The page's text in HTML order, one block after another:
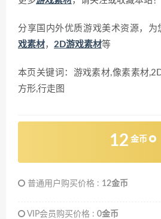
分享国内外优质游戏美术资源，为
戏素材， 2D游戏素材等
本页关键词：游戏素材,像素素材
方形,行走图
12 金币
普通用户购买价格 : 12金币
VIP会员购买价格 : 0金币